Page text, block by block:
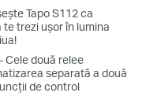
Tapo S112 ca
trezi ușor în lumina
- Cele două relee
separată a două
de control